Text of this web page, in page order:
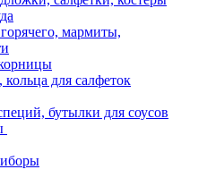
мармиты,
для салфеток
бутылки для соусов